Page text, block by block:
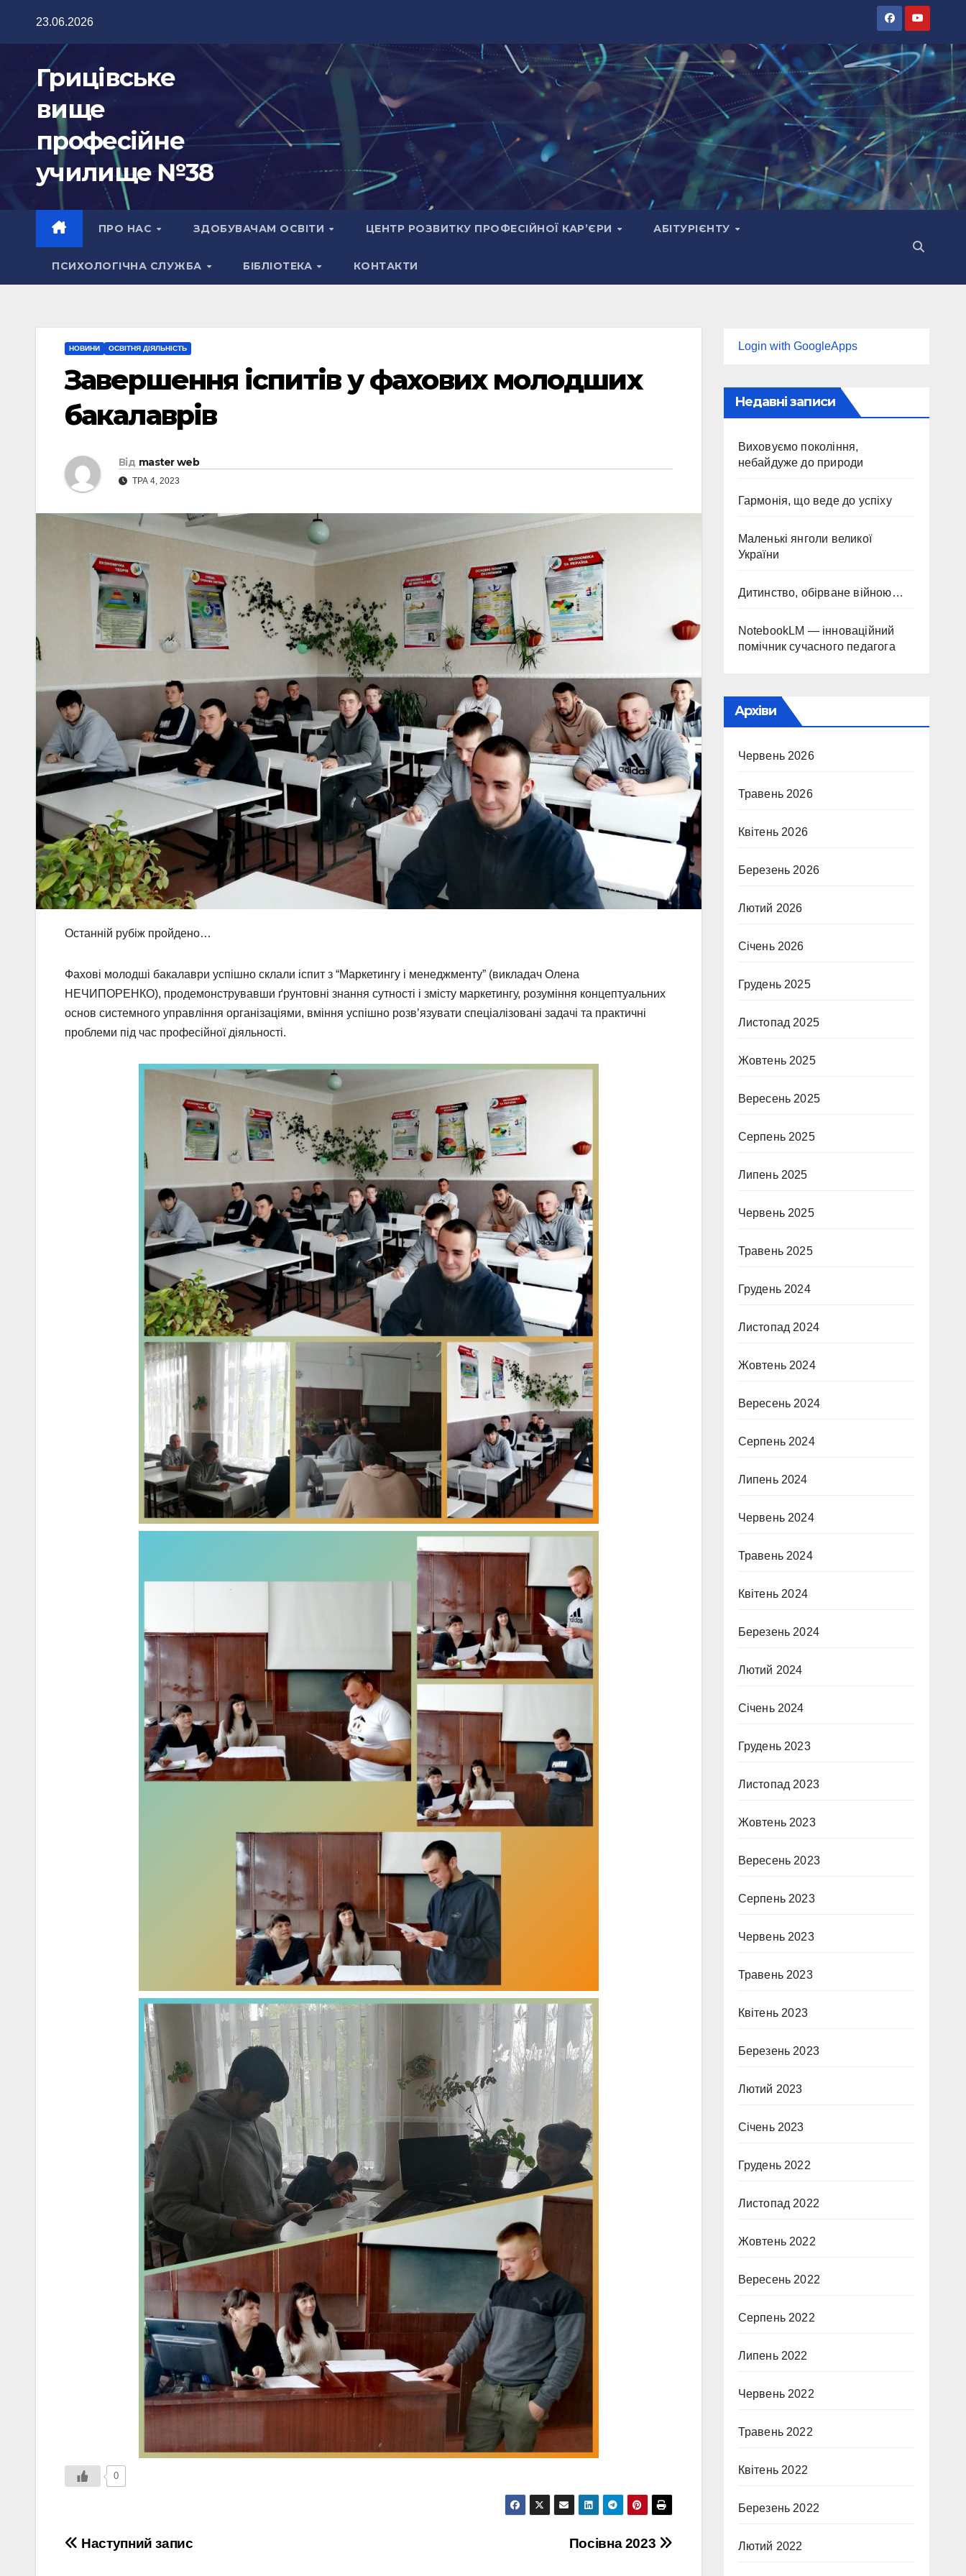
23.06.2026
Грицівське
вище
професійне
училище №38
ПРО НАС ЗДОБУВАЧАМ ОСВІТИ ЦЕНТР РОЗВИТКУ ПРОФЕСІЙНОЇ КАР’ЄРИ АБІТУРІЄНТУ
ПСИХОЛОГІЧНА СЛУЖБА БІБЛІОТЕКА КОНТАКТИ
НОВИНИ ОСВІТНЯ ДІЯЛЬНІСТЬ
Завершення іспитів у фахових молодших
бакалаврів
Від master web
ТРА 4, 2023
Останній рубіж пройдено…
Фахові молодші бакалаври успішно склали іспит з “Маркетингу і менеджменту” (викладач Олена
НЕЧИПОРЕНКО), продемонструвавши ґрунтовні знання сутності і змісту маркетингу, розуміння концептуальних
основ системного управління організаціями, вміння успішно розв’язувати спеціалізовані задачі та практичні
проблеми під час професійної діяльності.
0
Навігація
Посівна 2023
Наступний запис
Login with GoogleApps
Недавні записи
Виховуємо покоління,
небайдуже до природи
Гармонія, що веде до успіху
Маленькі янголи великої
України
Дитинство, обірване війною…
NotebookLM — інноваційний
помічник сучасного педагога
Архіви
Червень 2026
Травень 2026
Квітень 2026
Березень 2026
Лютий 2026
Січень 2026
Грудень 2025
Листопад 2025
Жовтень 2025
Вересень 2025
Серпень 2025
Липень 2025
Червень 2025
Травень 2025
Грудень 2024
Листопад 2024
Жовтень 2024
Вересень 2024
Серпень 2024
Липень 2024
Червень 2024
Травень 2024
Квітень 2024
Березень 2024
Лютий 2024
Січень 2024
Грудень 2023
Листопад 2023
Жовтень 2023
Вересень 2023
Серпень 2023
Червень 2023
Травень 2023
Квітень 2023
Березень 2023
Лютий 2023
Січень 2023
Грудень 2022
Листопад 2022
Жовтень 2022
Вересень 2022
Серпень 2022
Липень 2022
Червень 2022
Травень 2022
Квітень 2022
Березень 2022
Лютий 2022